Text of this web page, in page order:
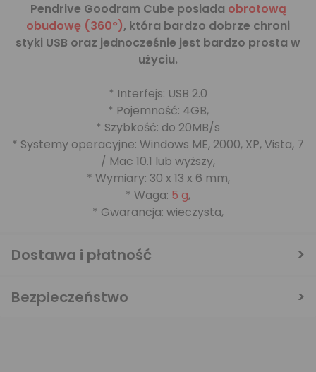
Pendrive Goodram Cube posiada obrotową
obudowę (360°), która bardzo dobrze chroni
styki USB oraz jednocześnie jest bardzo prosta w
użyciu.
* Interfejs: USB 2.0
* Pojemność: 4GB,
* Szybkość: do 20MB/s
* Systemy operacyjne: Windows ME, 2000, XP, Vista, 7
/ Mac 10.1 lub wyższy,
* Wymiary: 30 x 13 x 6 mm,
* Waga: 5 g,
* Gwarancja: wieczysta,
Dostawa i płatność
Bezpieczeństwo